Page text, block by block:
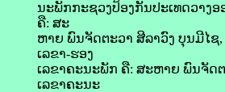
ນະພັກກະຊວງປ້ອງກັນປະເທດວາງ
ຄື: ສະ
ຫາຍ ພົນຈັດຕະວາ ສີລາວົງ ບຸນມີໄຊ
ເລຂາ-ຮອງ
ເລຂາຄະນະພັກ ຄື: ສະຫາຍ ພົນຈັດ
ເລຂາຄະນະ